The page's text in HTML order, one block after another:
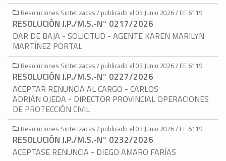
Resoluciones Sintetizadas / publicado el 03 Junio 2026 / EE 6119
RESOLUCIÓN J.P./M.S.-N° 0217/2026
DAR DE BAJA - SOLICITUD - AGENTE KAREN MARILYN
MARTÍNEZ PORTAL
Resoluciones Sintetizadas / publicado el 03 Junio 2026 / EE 6119
RESOLUCIÓN J.P./M.S.-N° 0227/2026
ACEPTAR RENUNCIA AL CARGO - CARLOS
ADRIÁN OJEDA - DIRECTOR PROVINCIAL OPERACIONES
DE PROTECCIÓN CIVIL
Resoluciones Sintetizadas / publicado el 03 Junio 2026 / EE 6119
RESOLUCIÓN J.P./M.S.-N° 0232/2026
ACEPTASE RENUNCIA - DIEGO AMARO FARÍAS